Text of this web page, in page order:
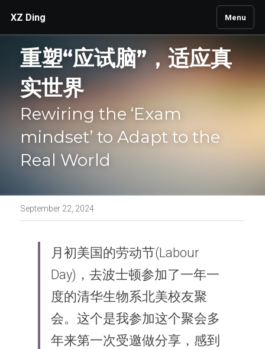
XZ Ding Menu
Side projects | 业余
Contact | 联系
Publications | 论文
Search
重塑“应试脑”，适应真
实世界
Rewiring the ‘Exam
mindset’ to Adapt to the
Real World
September 22, 2024
月初美国的劳动节(Labour
Day)，去波士顿参加了一年一
度的清华生物系北美校友聚
会。这个是我参加这个聚会多
年来第一次受邀做分享，感到